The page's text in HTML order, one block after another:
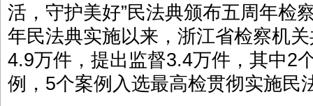
活，守护美好”民法典颁布五周年检
年民法典实施以来，浙江省检察机
4.9万件，提出监督3.4万件，其中2
例，5个案例入选最高检贯彻实施民